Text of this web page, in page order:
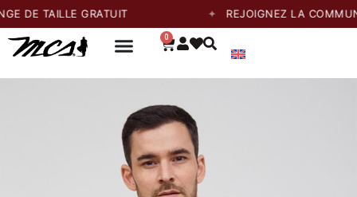
GRATUIT REJOIGNEZ LA COMMUNAUTÉ
0